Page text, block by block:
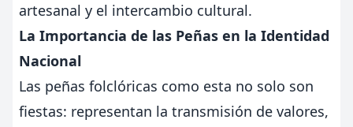
artesanal y el intercambio cultural.
La Importancia de las Peñas en la Identidad
Nacional
Las peñas folclóricas como esta no solo son
fiestas: representan la transmisión de valores,